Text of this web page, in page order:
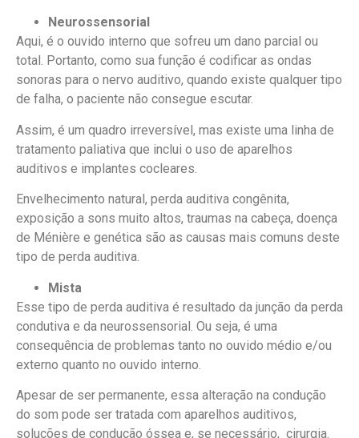
Neurossensorial
Aqui, é o ouvido interno que sofreu um dano parcial ou
total. Portanto, como sua função é codificar as ondas
sonoras para o nervo auditivo, quando existe qualquer tipo
de falha, o paciente não consegue escutar.
Assim, é um quadro irreversível, mas existe uma linha de
tratamento paliativa que inclui o uso de aparelhos
auditivos e implantes cocleares.
Envelhecimento natural, perda auditiva congênita,
exposição a sons muito altos, traumas na cabeça, doença
de Ménière e genética são as causas mais comuns deste
tipo de perda auditiva.
Mista
Esse tipo de perda auditiva é resultado da junção da perda
condutiva e da neurossensorial. Ou seja, é uma
consequência de problemas tanto no ouvido médio e/ou
externo quanto no ouvido interno.
Apesar de ser permanente, essa alteração na condução
do som pode ser tratada com aparelhos auditivos,
soluções de condução óssea e, se necessário, cirurgia.